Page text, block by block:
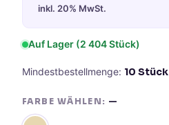
inkl. 20% MwSt.
Auf Lager (2 404Stück)
Mindestbestellmenge: 10 Stück
FARBE WÄHLEN: —